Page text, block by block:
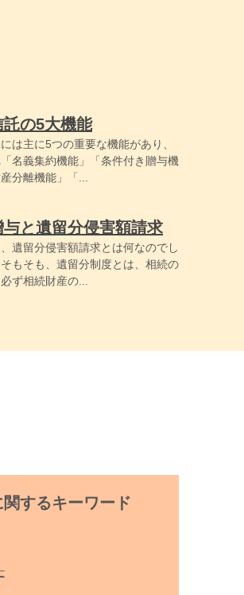
託の5大機能
は主に5つの重要な機能があり、
名義集約機能」「条件付き贈与機
分離機能」「...
与と遺留分侵害額請求
遺留分侵害額請求とは何なのでし
そもそも、遺留分制度とは、相続の
ず相続財産の...
関するキーワード